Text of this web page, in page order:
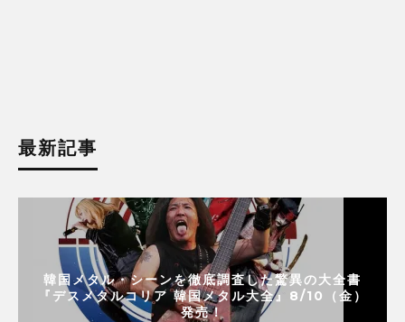
最新記事
韓国メタル・シーンを徹底調査した驚異の大全書
『デスメタルコリア 韓国メタル大全』8/10（金）
発売！